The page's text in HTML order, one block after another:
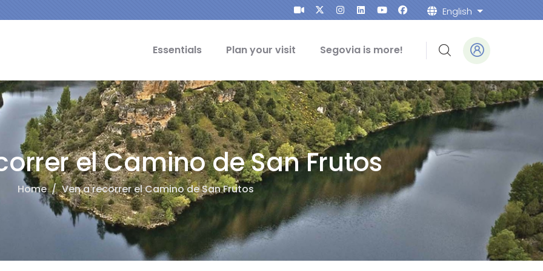
English List
Essentials Plan your visit Segovia is more!
el Camino de San Frutos
Home/ Ven a recorrer el Camino de San Frutos